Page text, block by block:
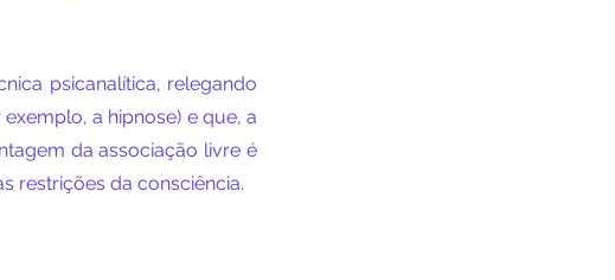
psicanalítica, relegando
a hipnose) e que, a
da associação livre é
restrições da consciência.